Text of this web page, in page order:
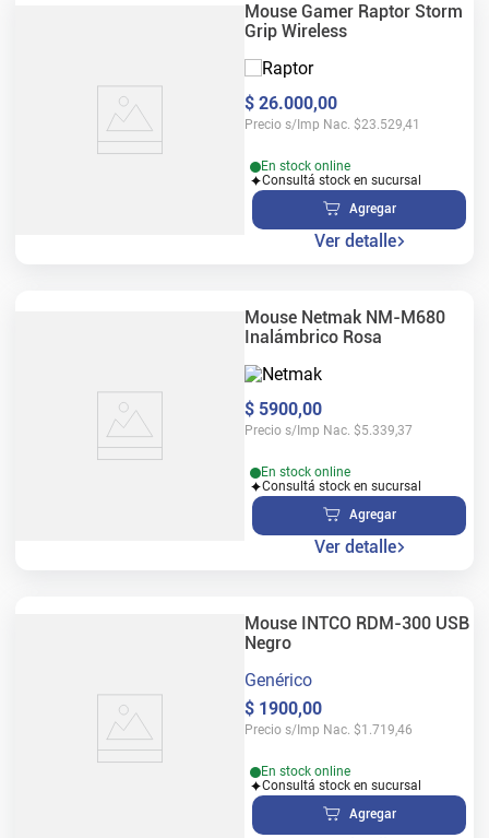
Mouse Gamer Raptor Storm
Grip Wireless
$ 26.000,00
Precio s/Imp Nac. $23.529,41
En stock online
Consultá stock en sucursal
Agregar
Ver detalle
Mouse Netmak NM-M680
Inalámbrico Rosa
$ 5900,00
Precio s/Imp Nac. $5.339,37
En stock online
Consultá stock en sucursal
Agregar
Ver detalle
Mouse INTCO RDM-300 USB
Negro
Genérico
$ 1900,00
Precio s/Imp Nac. $1.719,46
En stock online
Consultá stock en sucursal
Agregar